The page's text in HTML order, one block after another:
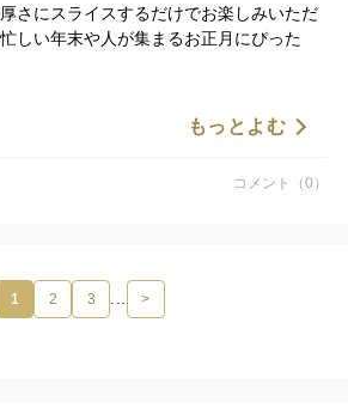
さにスライスするだけでお楽しみいただ
しい年末や人が集まるお正月にぴった
も、年越しそばと一緒に食べても、お節
くりと濃厚。これぞ煮豚！という王道の
12：00までの受付となっております。
もっとよむ
コメント（0）
1 2 3 ... >